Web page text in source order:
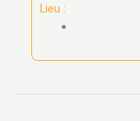
Lieu :